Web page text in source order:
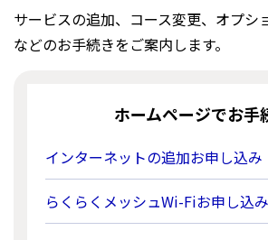
サービスの追加、コース変更、オプシ
などのお手続きをご案内します。
ホームページでお手
インターネットの追加お申し込み
らくらくメッシュWi-Fiお申し込み